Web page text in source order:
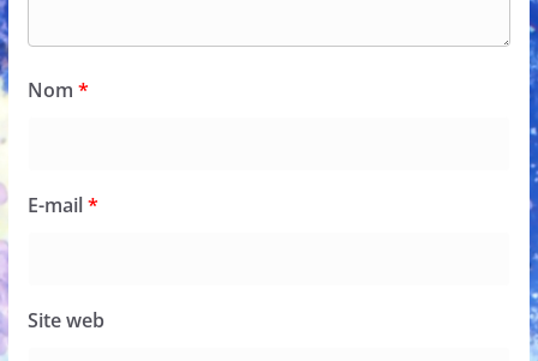
Nom *
E-mail*
Site web